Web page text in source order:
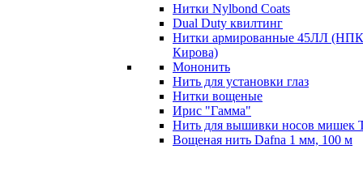
Нитки Nylbond Coats
Dual Duty квилтинг
Нитки армированные 45ЛЛ
Кирова)
Мононить
Нить для установки глаз
Нитки вощеные
Ирис "Гамма"
Нить для вышивки носов мишек
Вощеная нить Dafna 1 мм, 100 м